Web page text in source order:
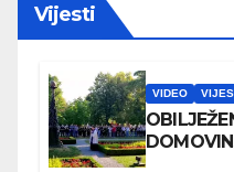
Vijesti
VIDEO